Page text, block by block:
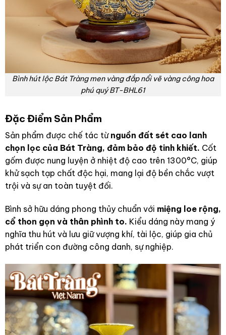
Bình hút lộc Bát Tràng men vàng đắp nổi vẽ vàng công hoa
phú quý BT-BHL61
Đặc Điểm Sản Phẩm
Sản phẩm được chế tác từ nguồn đất sét cao lanh
chọn lọc của Bát Tràng, đảm bảo độ tinh khiết. Cốt
gốm được nung luyện ở nhiệt độ cao trên 1300°C, giúp
khử sạch tạp chất độc hại, mang lại độ bền chắc vượt
trội và sự an toàn tuyệt đối.
Bình sở hữu dáng phong thủy chuẩn với miệng loe rộng,
cổ thon gọn và thân phình to. Kiểu dáng này mang ý
nghĩa thu hút và lưu giữ vượng khí, tài lộc, giúp gia chủ
phát triển con đường công danh, sự nghiệp.